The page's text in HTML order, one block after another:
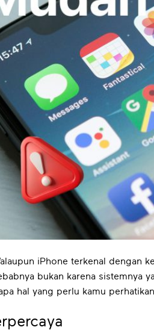
iPhone terkenal dengan
bukan karena sistemnya
hal yang perlu kamu